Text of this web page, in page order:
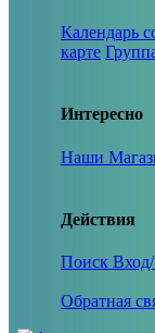
Календарь
карте
Интересно
Наши
Действия
Поиск
Обратная